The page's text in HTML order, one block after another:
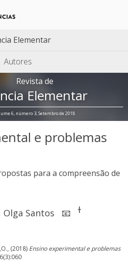
Elementar
Autores
Revista de
Elementar
6, número 3, Setembro de 2018
e problemas
para a compreensão de
Olga Santos 📧 ɫ
(2018) Ensino experimental e problemas